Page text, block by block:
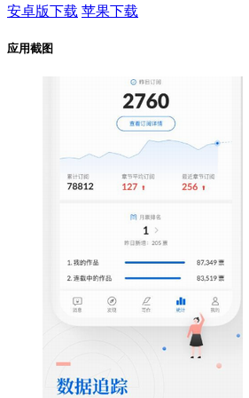
安卓版下载 苹果下载
应用截图